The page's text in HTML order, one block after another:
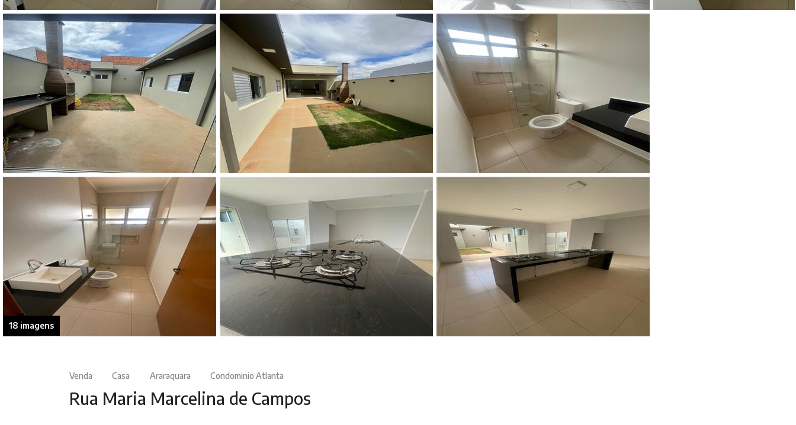
18 imagens
Venda Casa Araraquara Condominio Atlanta
Rua Maria Marcelina de Campos